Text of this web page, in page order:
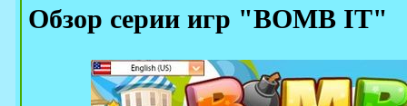
Обзор серии игр "BOMB IT"